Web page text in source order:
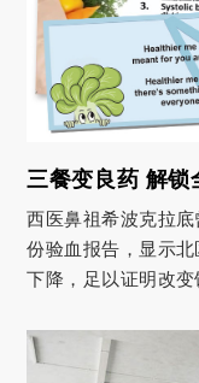
三餐变良药 解锁
西医鼻祖希波克拉
份验血报告，显示
下降，足以证明改变